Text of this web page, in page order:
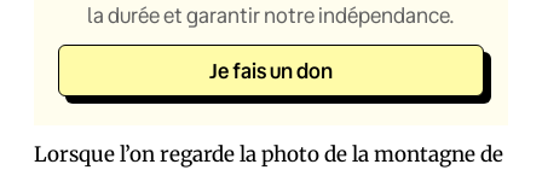
la durée et garantir notre indépendance.
Je fais un don
Lorsque l’on regarde la photo de la montagne de